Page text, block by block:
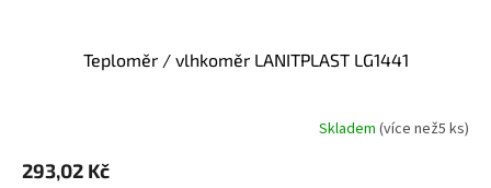
teploměr / vlhkoměr LANITPLAST LG1441
Skladem (více než5 ks)
293,02 Kč